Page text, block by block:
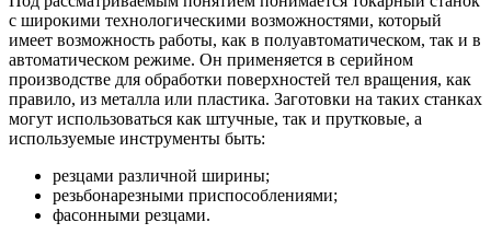
с широкими технологическими возможностями, который
имеет возможность работы, как в полуавтоматическом, так и в
автоматическом режиме. Он применяется в серийном
производстве для обработки поверхностей тел вращения, как
правило, из металла или пластика. Заготовки на таких станках
могут использоваться как штучные, так и прутковые, а
используемые инструменты быть:
резцами различной ширины;
резьбонарезными приспособлениями;
фасонными резцами.